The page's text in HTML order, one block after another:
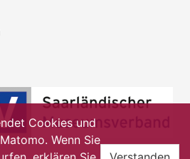
Cookies und
Wenn Sie